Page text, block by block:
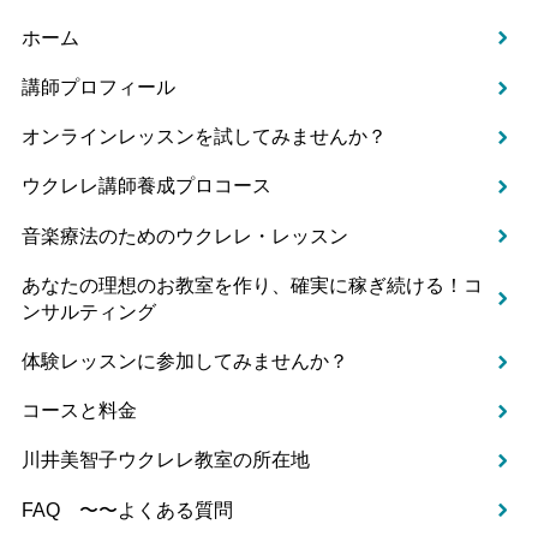
ホーム
講師プロフィール
オンラインレッスンを試してみませんか？
ウクレレ講師養成プロコース
音楽療法のためのウクレレ・レッスン
あなたの理想のお教室を作り、確実に稼ぎ続ける！コ
ンサルティング
体験レッスンに参加してみませんか？
コースと料金
川井美智子ウクレレ教室の所在地
FAQ 〜〜よくある質問